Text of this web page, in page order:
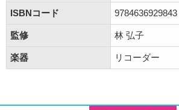
ISBNコード 9784636929843
監修 林 弘子
楽器 リコーダー